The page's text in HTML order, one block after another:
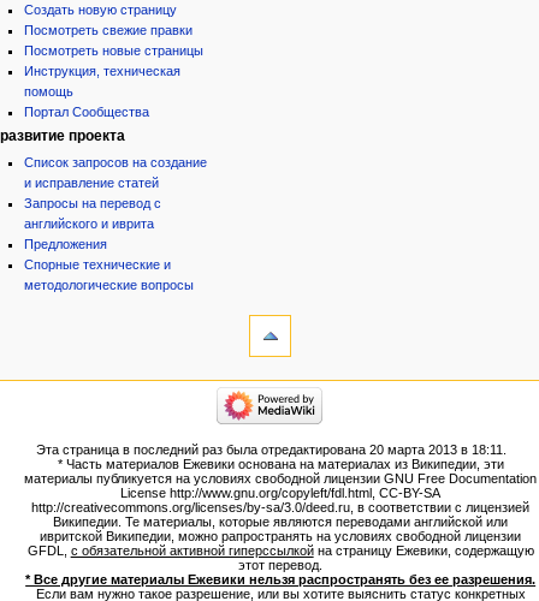
Создать новую страницу
Посмотреть свежие правки
Посмотреть новые страницы
Инструкция, техническая
помощь
Портал Сообщества
развитие проекта
Список запросов на создание
и исправление статей
Запросы на перевод с
английского и иврита
Предложения
Спорные технические и
методологические вопросы
Версия
для
Постоянная
ссылка
Сведения
о странице
категории
Народ
Проекты
Проекты/Участники/
дополнения
Публикации:Авторы
Публикации:Статьи по типу
Темы
ежевиковый куст
Эта страница в последний раз была отредактирована 20 марта 2013 в 18:11.
* Часть материалов Ежевики основана на материалах из Википедии, эти
материалы публикуется на условиях свободной лицензии GNU Free Documentation
License http://www.gnu.org/copyleft/fdl.html, CC-BY-SA
http://creativecommons.org/licenses/by-sa/3.0/deed.ru, в соответствии с лицензией
Википедии. Те материалы, которые являются переводами английской или
ивритской Википедии, можно рапространять на условиях свободной лицензии
GFDL, с обязательной активной гиперссылкойна страницу Ежевики, содержащую
этот перевод.
* Все другие материалы Ежевики нельзя распространять без ее разрешения.
Если вам нужно такое разрешение, или вы хотите выяснить статус конкретных